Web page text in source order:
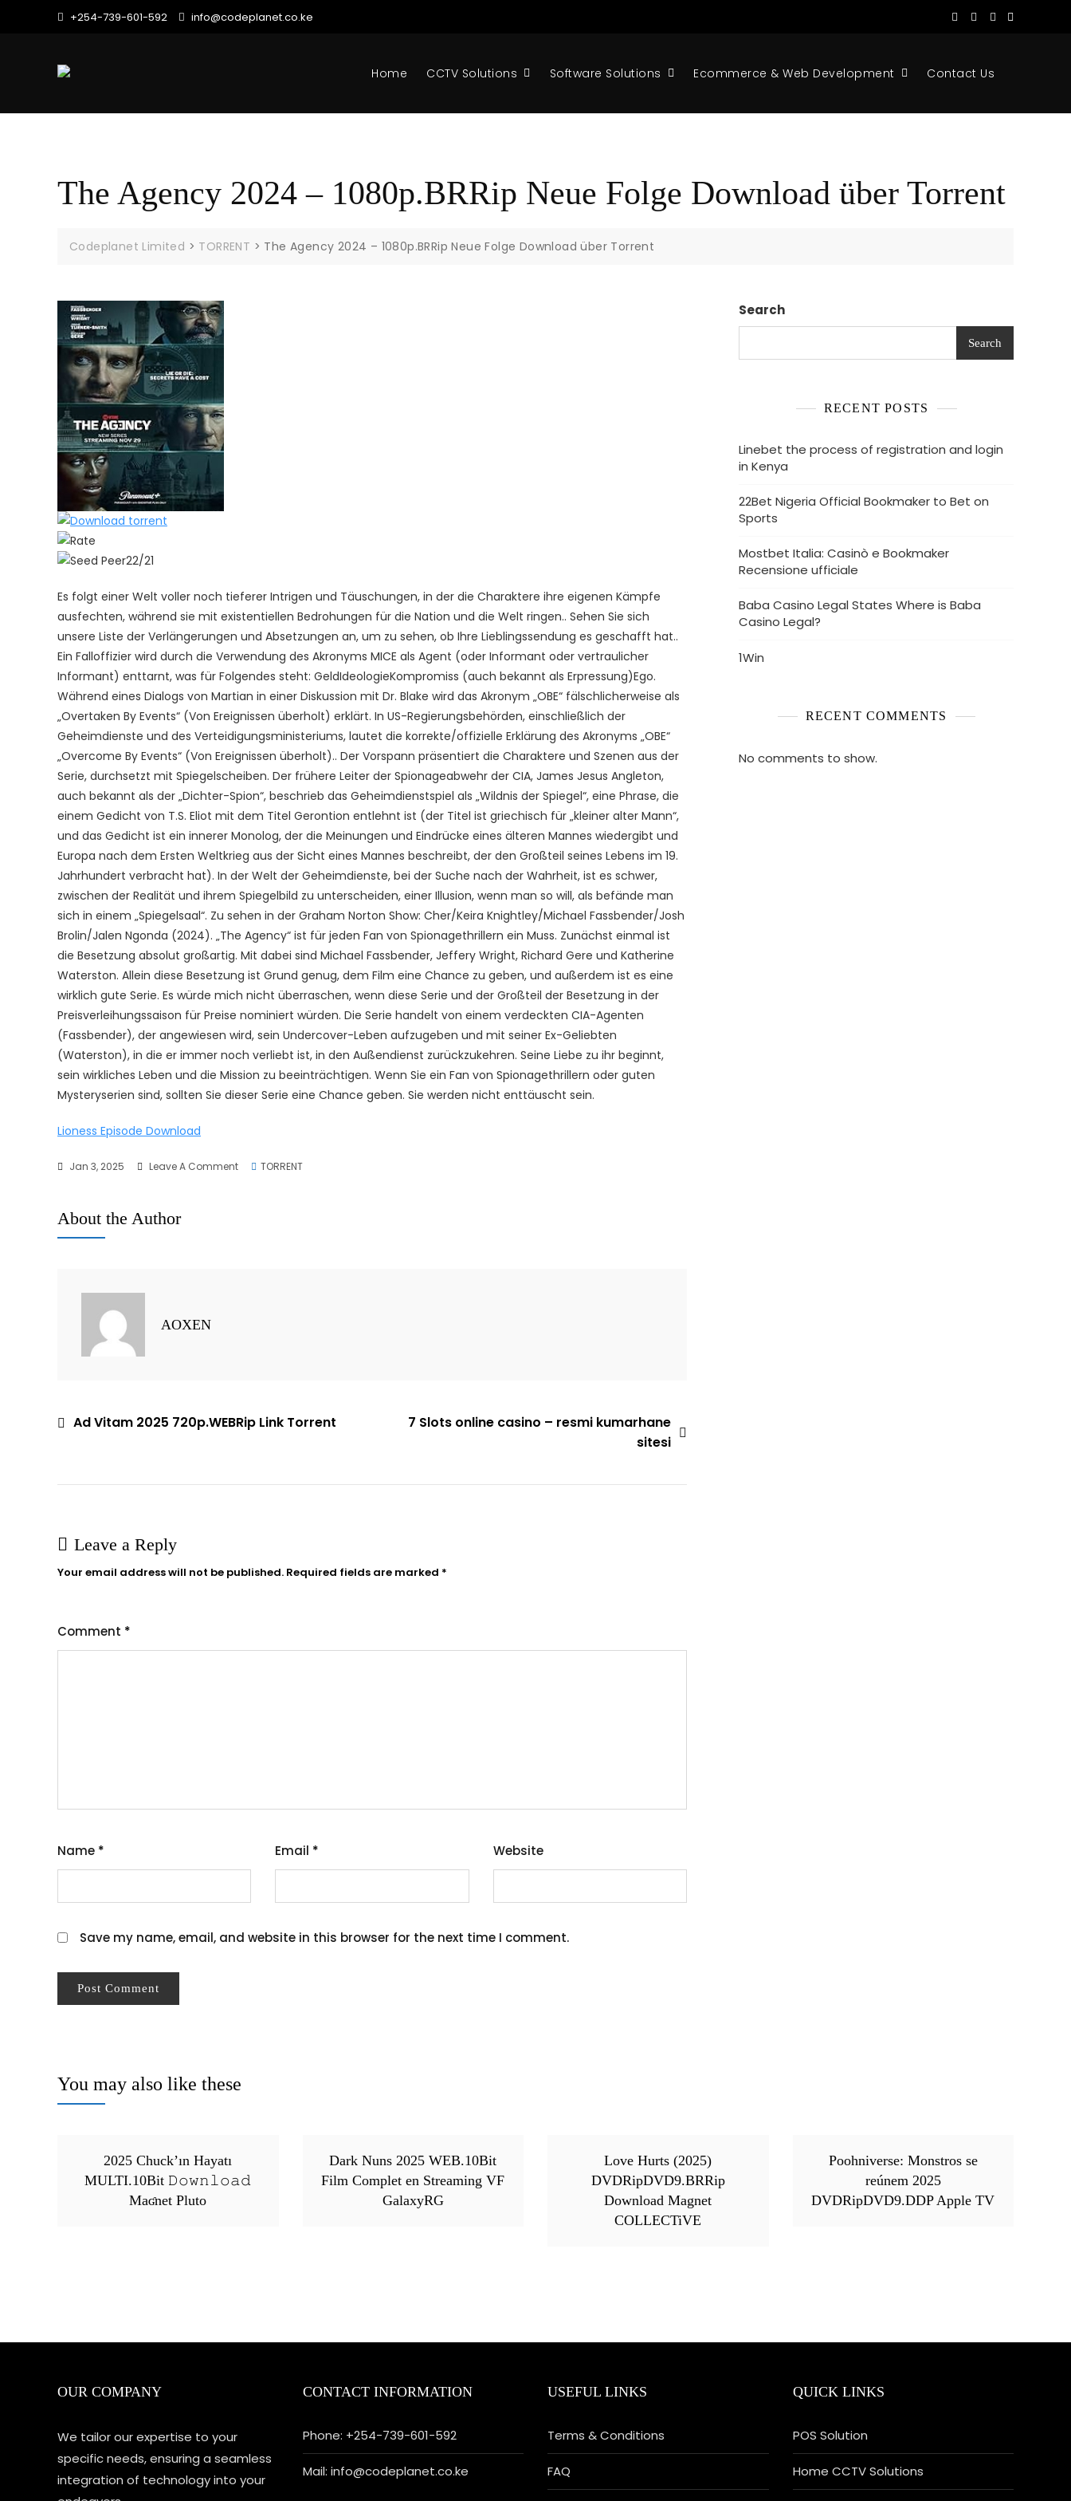
+254-739-601-592 info@codeplanet.co.ke
Home CCTV Solutions Software Solutions Ecommerce & Web Development Contact Us
The Agency 2024 – 1080p.BRRip Neue Folge Download über Torrent
Codeplanet Limited > TORRENT > The Agency 2024 – 1080p.BRRip Neue Folge Download über Torrent
22/21
Es folgt einer Welt voller noch tieferer Intrigen und Täuschungen, in der die Charaktere ihre eigenen Kämpfe
ausfechten, während sie mit existentiellen Bedrohungen für die Nation und die Welt ringen.. Sehen Sie sich
unsere Liste der Verlängerungen und Absetzungen an, um zu sehen, ob Ihre Lieblingssendung es geschafft hat..
Ein Falloffizier wird durch die Verwendung des Akronyms MICE als Agent (oder Informant oder vertraulicher
Informant) enttarnt, was für Folgendes steht: GeldIdeologieKompromiss (auch bekannt als Erpressung)Ego.
Während eines Dialogs von Martian in einer Diskussion mit Dr. Blake wird das Akronym „OBE“ fälschlicherweise als
„Overtaken By Events“ (Von Ereignissen überholt) erklärt. In US-Regierungsbehörden, einschließlich der
Geheimdienste und des Verteidigungsministeriums, lautet die korrekte/offizielle Erklärung des Akronyms „OBE“
„Overcome By Events“ (Von Ereignissen überholt).. Der Vorspann präsentiert die Charaktere und Szenen aus der
Serie, durchsetzt mit Spiegelscheiben. Der frühere Leiter der Spionageabwehr der CIA, James Jesus Angleton,
auch bekannt als der „Dichter-Spion“, beschrieb das Geheimdienstspiel als „Wildnis der Spiegel“, eine Phrase, die
einem Gedicht von T.S. Eliot mit dem Titel Gerontion entlehnt ist (der Titel ist griechisch für „kleiner alter Mann“,
und das Gedicht ist ein innerer Monolog, der die Meinungen und Eindrücke eines älteren Mannes wiedergibt und
Europa nach dem Ersten Weltkrieg aus der Sicht eines Mannes beschreibt, der den Großteil seines Lebens im 19.
Jahrhundert verbracht hat). In der Welt der Geheimdienste, bei der Suche nach der Wahrheit, ist es schwer,
zwischen der Realität und ihrem Spiegelbild zu unterscheiden, einer Illusion, wenn man so will, als befände man
sich in einem „Spiegelsaal“. Zu sehen in der Graham Norton Show: Cher/Keira Knightley/Michael Fassbender/Josh
Brolin/Jalen Ngonda (2024). „The Agency“ ist für jeden Fan von Spionagethrillern ein Muss. Zunächst einmal ist
die Besetzung absolut großartig. Mit dabei sind Michael Fassbender, Jeffery Wright, Richard Gere und Katherine
Waterston. Allein diese Besetzung ist Grund genug, dem Film eine Chance zu geben, und außerdem ist es eine
wirklich gute Serie. Es würde mich nicht überraschen, wenn diese Serie und der Großteil der Besetzung in der
Preisverleihungssaison für Preise nominiert würden. Die Serie handelt von einem verdeckten CIA-Agenten
(Fassbender), der angewiesen wird, sein Undercover-Leben aufzugeben und mit seiner Ex-Geliebten
(Waterston), in die er immer noch verliebt ist, in den Außendienst zurückzukehren. Seine Liebe zu ihr beginnt,
sein wirkliches Leben und die Mission zu beeinträchtigen. Wenn Sie ein Fan von Spionagethrillern oder guten
Mysteryserien sind, sollten Sie dieser Serie eine Chance geben. Sie werden nicht enttäuscht sein.
Lioness Episode Download
Jan 3, 2025 Leave A CommentOn
TORRENT
About the Author
AOXEN
PostAd Vitam 2025 720p.WEBRip Link Torrent
7 Slots online casino – resmi kumarhane
sitesi
Leave a Reply
Your email address will not be published. Required fields are marked *
Comment *
Name * Email * Website
Save my name, email, and website in this browser for the next time I comment.
Search
Search
RECENT POSTS
Linebet the process of registration and login
in Kenya
22Bet Nigeria Official Bookmaker to Bet on
Sports
Mostbet Italia: Casinò e Bookmaker
Recensione ufficiale
Baba Casino Legal States Where is Baba
Casino Legal?
1Win
RECENT COMMENTS
No comments to show.
You may also like these
2025 Chuck’ın Hayatı
MULTI.10Bit 𝙳𝚘𝚠𝚗𝚕𝚘𝚊𝚍
Maʛnet Pluto
Dark Nuns 2025 WEB.10Bit
Film Complet en Streaming VF
GalaxyRG
Love Hurts (2025)
DVDRipDVD9.BRRip
Download Magnet
COLLECTiVE
Poohniverse: Monstros se
reúnem 2025
DVDRipDVD9.DDP Apple TV
OUR COMPANY
We tailor our expertise to your
specific needs, ensuring a seamless
integration of technology into your
CONTACT INFORMATION
Phone: +254-739-601-592
Mail: info@codeplanet.co.ke
USEFUL LINKS
Terms & Conditions
FAQ
QUICK LINKS
POS Solution
Home CCTV Solutions